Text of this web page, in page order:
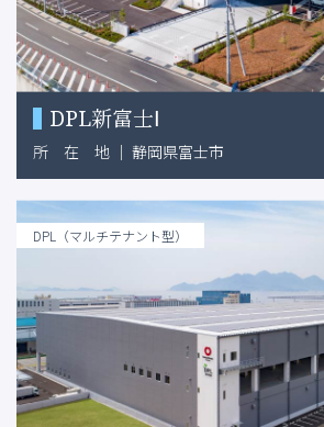
DPL新富士Ⅰ
所 在 地 ｜ 静岡県富士市
DPL（マルチテナント型）